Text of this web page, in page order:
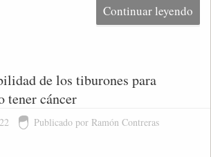
Continuar leyendo
de los tiburones para
tener cáncer
Publicado por Ramón Contreras